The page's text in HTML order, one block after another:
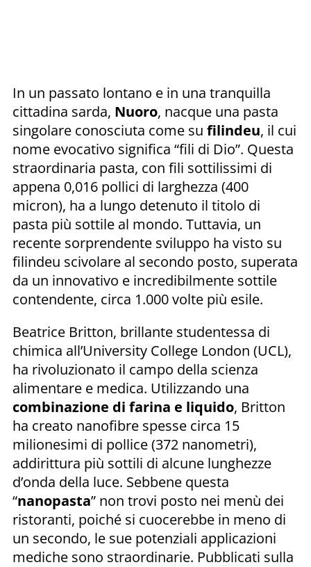
In un passato lontano e in una tranquilla
cittadina sarda, Nuoro, nacque una pasta
singolare conosciuta come su filindeu, il cui
nome evocativo significa “fili di Dio”. Questa
straordinaria pasta, con fili sottilissimi di
appena 0,016 pollici di larghezza (400
micron), ha a lungo detenuto il titolo di
pasta più sottile al mondo. Tuttavia, un
recente sorprendente sviluppo ha visto su
filindeu scivolare al secondo posto, superata
da un innovativo e incredibilmente sottile
contendente, circa 1.000 volte più esile.
Beatrice Britton, brillante studentessa di
chimica all’University College London (UCL),
ha rivoluzionato il campo della scienza
alimentare e medica. Utilizzando una
combinazione di farina e liquido, Britton
ha creato nanofibre spesse circa 15
milionesimi di pollice (372 nanometri),
addirittura più sottili di alcune lunghezze
d’onda della luce. Sebbene questa
“nanopasta” non trovi posto nei menù dei
ristoranti, poiché si cuocerebbe in meno di
un secondo, le sue potenziali applicazioni
mediche sono straordinarie. Pubblicati sulla